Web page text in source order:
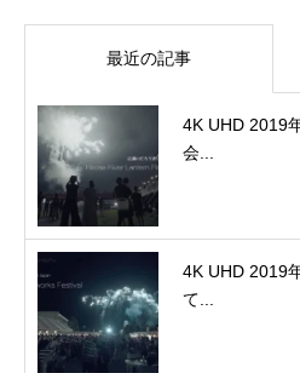
最近の記事
4K UHD 2019
会...
4K UHD 2019
て...